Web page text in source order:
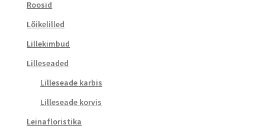
Roosid
Lõikelilled
Lillekimbud
Lilleseaded
Lilleseade karbis
Lilleseade korvis
Leinafloristika